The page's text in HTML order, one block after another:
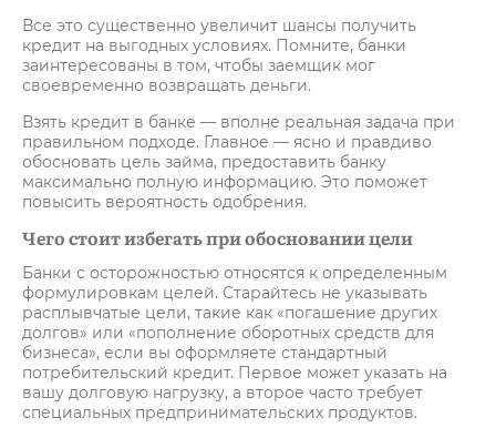
Все это существенно увеличит шансы получить
кредит на выгодных условиях. Помните, банки
заинтересованы в том, чтобы заемщик мог
своевременно возвращать деньги.
Взять кредит в банке — вполне реальная задача при
правильном подходе. Главное — ясно и правдиво
обосновать цель займа, предоставить банку
максимально полную информацию. Это поможет
повысить вероятность одобрения.
Чего стоит избегать при обосновании цели
Банки с осторожностью относятся к определенным
формулировкам целей. Старайтесь не указывать
расплывчатые цели, такие как «погашение других
долгов» или «пополнение оборотных средств для
бизнеса», если вы оформляете стандартный
потребительский кредит. Первое может указать на
вашу долговую нагрузку, а второе часто требует
специальных предпринимательских продуктов.